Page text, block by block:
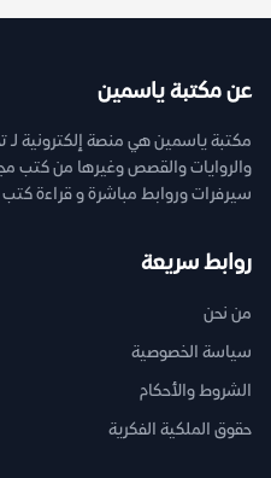
عن مكتبة ياسمين
مكتبة ياسمين هي منصة إلكترونية لـ
سيرفرات وروابط مباشرة و قراءة كتب
روابط سريعة
من نحن
سياسة الخصوصية
الشروط والأحكام
حقوق الملكية الفكرية